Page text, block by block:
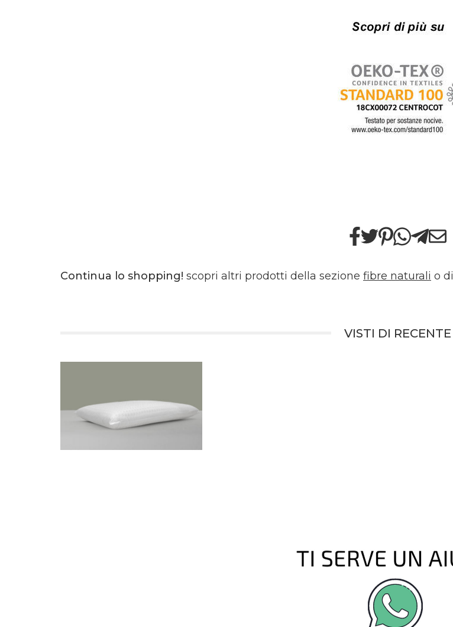
Continua lo shopping! scopri altri prodotti della sezione fibre naturali o di
VISTI DI RECENTE